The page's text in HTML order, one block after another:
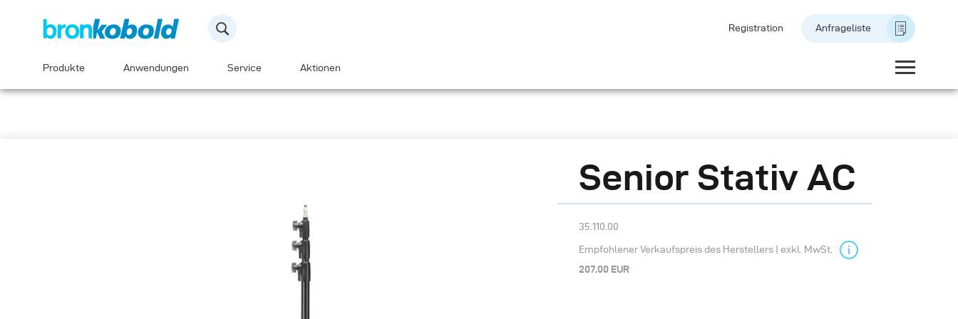
Registration Anfrageliste
Produkte Anwendungen Service Aktionen
Senior Stativ AC
35.110.00
Empfohlener Verkaufspreis des Herstellers | exkl. MwSt.
207.00 EUR